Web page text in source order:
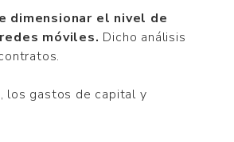
dimensionar el nivel de
móviles. Dicho análisis
los gastos de capital y